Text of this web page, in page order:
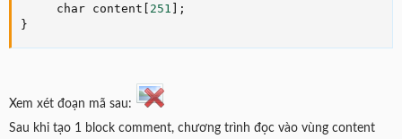
     char content
251
;
}
Xem xét đoạn mã sau:
Sau khi tạo 1 block comment, chương trình đọc vào vùng content